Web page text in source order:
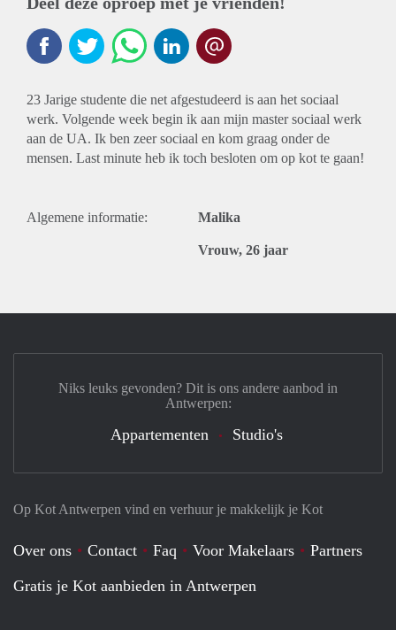
23 Jarige studente die net afgestudeerd is aan het sociaal
werk. Volgende week begin ik aan mijn master sociaal werk
aan de UA. Ik ben zeer sociaal en kom graag onder de
mensen. Last minute heb ik toch besloten om op kot te gaan!
Algemene informatie: Malika
Vrouw, 26 jaar
Op Kot Antwerpen vind en verhuur je makkelijk je Kot
Over ons Contact Faq Voor Makelaars
Partners
Gratis je Kot aanbieden in Antwerpen
Niks leuks gevonden? Dit is ons andere aanbod in
Antwerpen:
Appartementen Studio's